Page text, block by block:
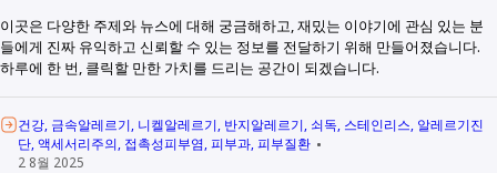
이곳은 다양한 주제와 뉴스에 대해 궁금해하고, 재밌는 이야기에 관심 있는 분
들에게 진짜 유익하고 신뢰할 수 있는 정보를 전달하기 위해 만들어졌습니다.
하루에 한 번, 클릭할 만한 가치를 드리는 공간이 되겠습니다.
건강 금속알레르기 니켈알레르기 반지알레르기 쇠독 스테인리스 알레르기진
단 액세서리주의 접촉성피부염 피부과 피부질환
2 8월 2025